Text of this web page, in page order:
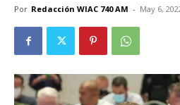
Por Redacción WIAC 740 AM - May 6,